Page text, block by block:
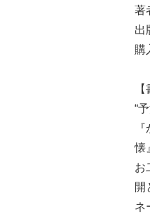
著
出
購
“
懐
お
開
ネ